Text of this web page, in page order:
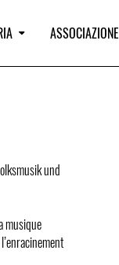
ASSOCIAZIONE
und
musique